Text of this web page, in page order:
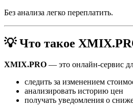
Без анализа легко переплатить.
💡 Что такое
XMIX.PRO — это онлайн-сервис
следить за изменением
анализировать историю цен
получать уведомления о